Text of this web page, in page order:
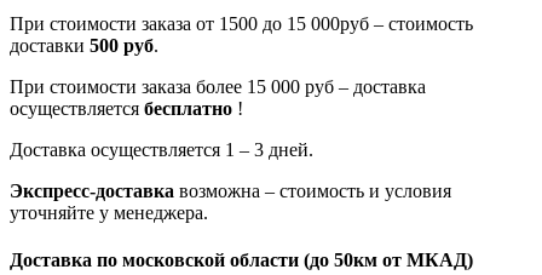
При стоимости заказа от 1500 до 15 000руб – стоимость
доставки 500 руб.
При стоимости заказа более 15 000 руб – доставка
осуществляется бесплатно !
Доставка осуществляется 1 – 3 дней.
Экспресс-доставка возможна – стоимость и условия
уточняйте у менеджера.
Доставка по московской области (до 50км от МКАД)